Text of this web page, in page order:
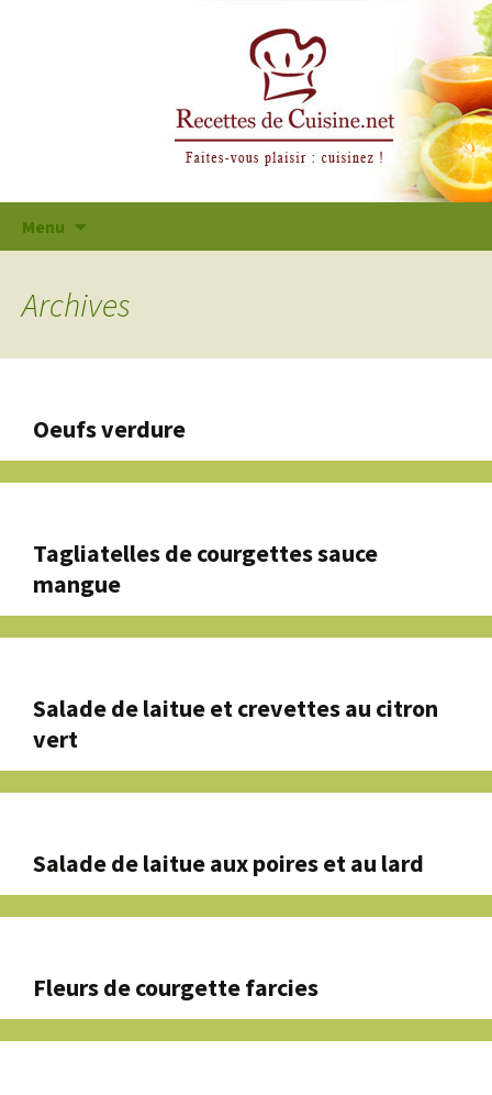
Menu
principal
Archives
Oeufs verdure
Tagliatelles de courgettes sauce
mangue
Salade de laitue et crevettes au citron
vert
Salade de laitue aux poires et au lard
Fleurs de courgette farcies